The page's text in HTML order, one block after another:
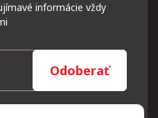
informácie vždy
Odoberať